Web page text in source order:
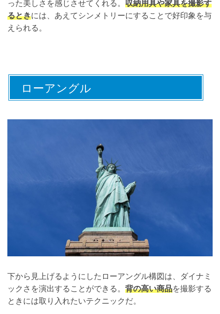
った美しさを感じさせてくれる。 収納用具や家具を撮影す
るときには、あえてシンメトリーにすることで好印象を与
えられる。
ローアングル
下から見上げるようにしたローアングル構図は、ダイナミ
ックさを演出することができる。 背の高い商品を撮影する
ときには取り入れたいテクニックだ。